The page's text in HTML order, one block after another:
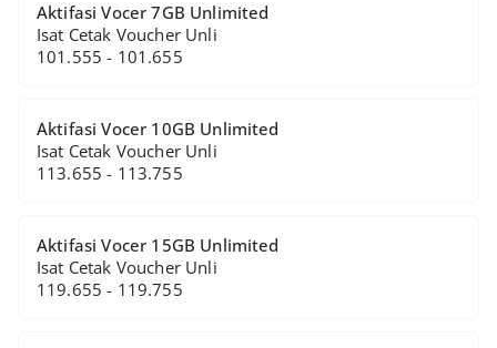
Aktifasi Vocer 7GB Unlimited
Isat Cetak Voucher Unli
101.555 - 101.655
Aktifasi Vocer 10GB Unlimited
Isat Cetak Voucher Unli
113.655 - 113.755
Aktifasi Vocer 15GB Unlimited
Isat Cetak Voucher Unli
119.655 - 119.755